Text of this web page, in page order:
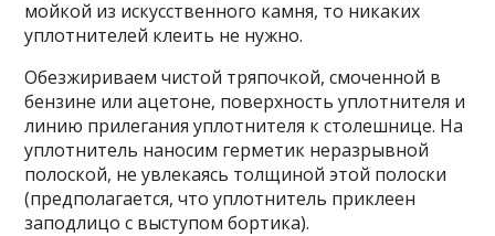
мойкой из искусственного камня, то никаких
уплотнителей клеить не нужно.
Обезжириваем чистой тряпочкой, смоченной в
бензине или ацетоне, поверхность уплотнителя и
линию прилегания уплотнителя к столешнице. На
уплотнитель наносим герметик неразрывной
полоской, не увлекаясь толщиной этой полоски
(предполагается, что уплотнитель приклеен
заподлицо с выступом бортика).